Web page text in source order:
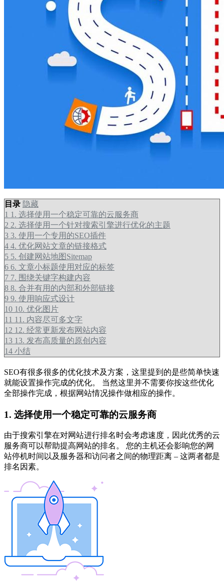
目录 隐藏
1 1. 选择使用一个稳定可靠的云服务商
2 2. 选择使用一个针对搜索引擎进行优化的主题
3 3. 使用一个专用的SEO插件
4 4. 优化网站文章的链接格式
5 5. 创建网站地图Sitemap
6 6. 文章小标题使用对应的标签
7 7. 围绕关键字构建内容
8 8. 合并有用的内部和外部链接
9 9. 使用响应式设计
10 10. 优化图片
11 11. 内容尽可多文字
12 12. 经常更新发布网站内容
13 13. 发布高质量的原创内容
14 小结
SEO有很多很多的优化技术及方案，这里提到的是些简单快速
就能设置操作完成的优化。 当然这里并不需要你按这些优化
全部操作完成，根据网站情况操作做相应的操作。
1. 选择使用一个稳定可靠的云服务商
由于搜索引擎在对网站进行排名时会考虑速度，因此优秀的云
服务商可以帮助提高网站的排名。 您的主机还会影响您的网
站停机时间以及服务器和访问者之间的物理距离 – 这两者都是
排名因素。